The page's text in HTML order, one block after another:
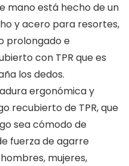
mano está hecho de un
y acero para resortes,
prolongado e
con TPR que es
los dedos.
ergonómica y
recubierto de TPR, que
sea cómodo de
fuerza de agarre
mujeres,